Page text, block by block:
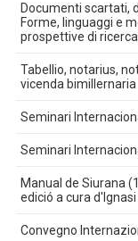
Documenti scartati,
Forme, linguaggi e
prospettive di ricerca
Tabellio, notarius,
vicenda bimillernaria
Seminari
Seminari
Manual de Siurana
edició a cura
Convegno